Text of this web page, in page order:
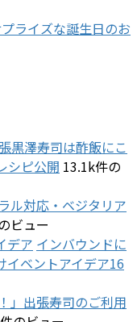
ライズな誕生日のお
黒澤寿司は酢飯にこ
シピ公開 13.1k件の
ル対応・ベジタリア
ビュー
インバウンドに
イベントアイデア16
」出張寿司のご利用